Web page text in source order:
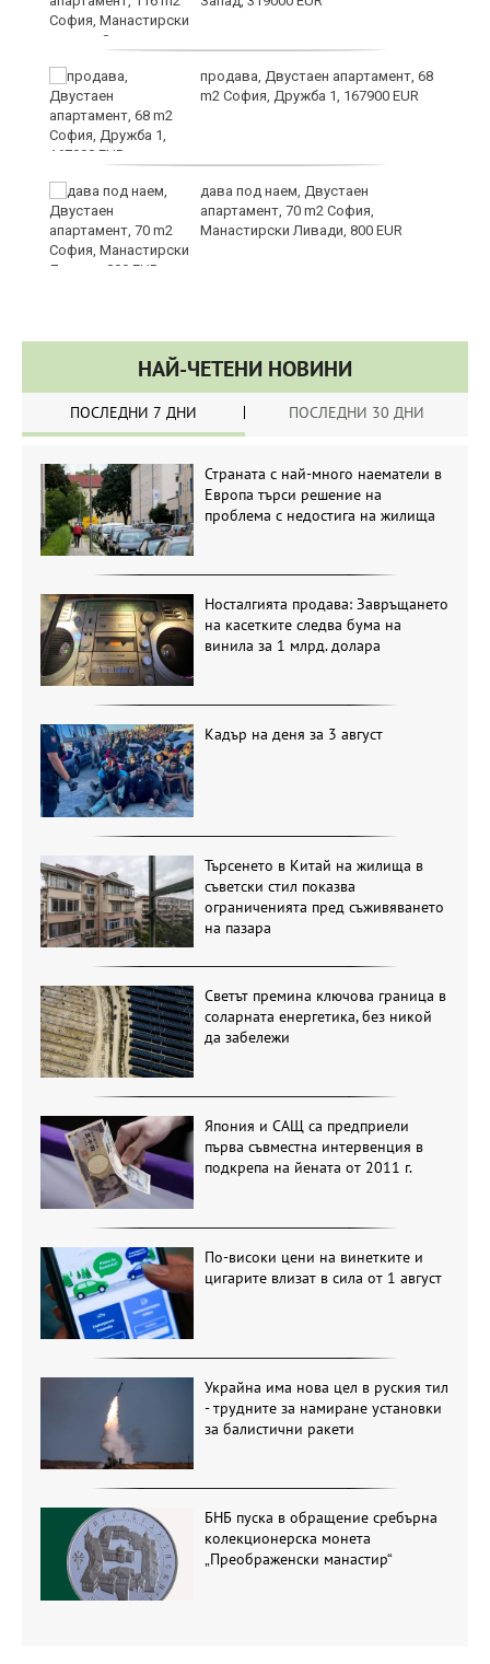
продава, Двустаен апартамент, 68
m2 София, Дружба 1, 167900 EUR
дава под наем, Двустаен
апартамент, 70 m2 София,
Манастирски Ливади, 800 EUR
НАЙ-ЧЕТЕНИ НОВИНИ
ПОСЛЕДНИ 7 ДНИ ПОСЛЕДНИ 30 ДНИ
Страната с най-много наематели в
Европа търси решение на
проблема с недостига на жилища
Носталгията продава: Завръщането
на касетките следва бума на
винила за 1 млрд. долара
Кадър на деня за 3 август
Търсенето в Китай на жилища в
съветски стил показва
ограниченията пред съживяването
на пазара
Светът премина ключова граница в
соларната енергетика, без никой
да забележи
Япония и САЩ са предприели
първа съвместна интервенция в
подкрепа на йената от 2011 г.
По-високи цени на винетките и
цигарите влизат в сила от 1 август
Украйна има нова цел в руския тил
- трудните за намиране установки
за балистични ракети
БНБ пуска в обращение сребърна
колекционерска монета
„Преображенски манастир“